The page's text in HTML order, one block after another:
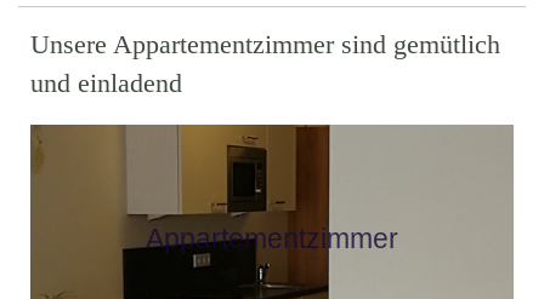
Unsere Appartementzimmer sind gemütlich
und einladend
Appartementzimmer